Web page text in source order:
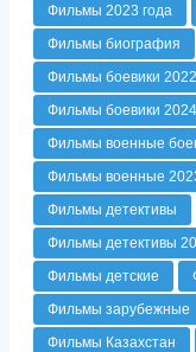
Фильмы 2023 года
Фильмы биография
Фильмы боевики 2022
Фильмы боевики 2024
Фильмы военные
Фильмы военные
Фильмы детективы
Фильмы детективы
Фильмы детские
Фильмы зарубежные
Фильмы Казахстан